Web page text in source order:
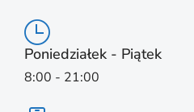
Poniedziałek - Piątek
8:00 - 21:00